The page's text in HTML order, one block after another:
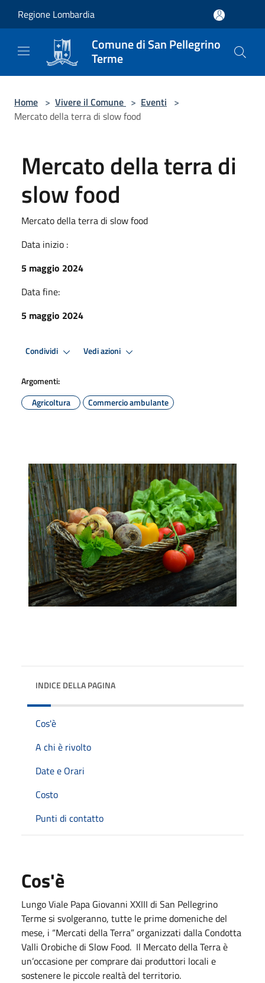
Regione Lombardia
Comune di San Pellegrino
Terme
Home > Vivere il Comune > Eventi >
Mercato della terra di slow food
Mercato della terra di
slow food
Mercato della terra di slow food
Data inizio :
5 maggio 2024
Data fine:
5 maggio 2024
Condividi Vedi azioni
Argomenti:
Agricoltura
Commercio ambulante
INDICE DELLA PAGINA
Cos'è
A chi è rivolto
Date e Orari
Costo
Punti di contatto
Cos'è
Lungo Viale Papa Giovanni XXIII di San Pellegrino
Terme si svolgeranno, tutte le prime domeniche del
mese, i “Mercati della Terra” organizzati dalla Condotta
Valli Orobiche di Slow Food. Il Mercato della Terra è
un’occasione per comprare dai produttori locali e
sostenere le piccole realtà del territorio.